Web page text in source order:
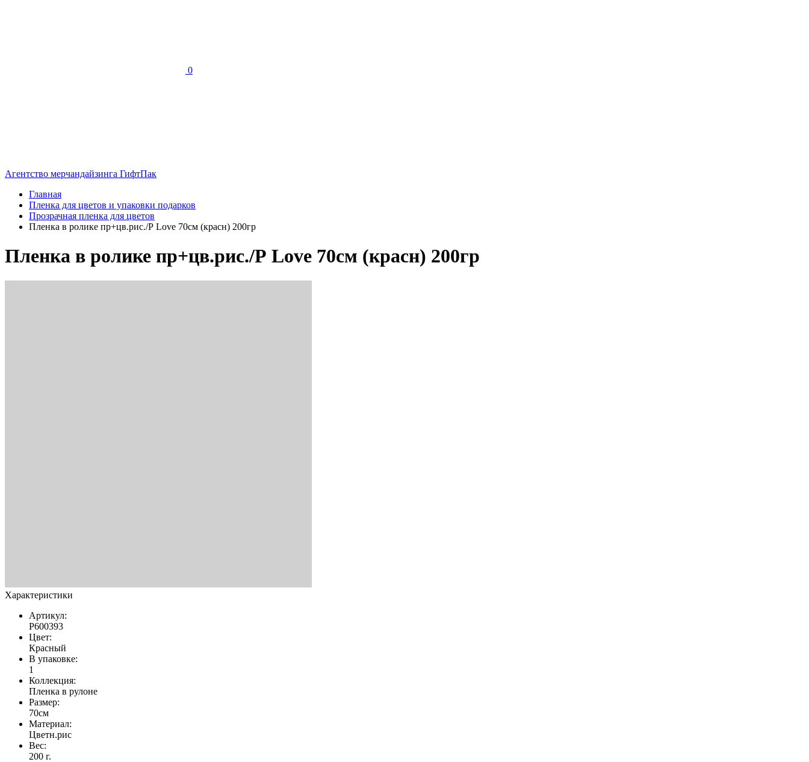
0
Агентство мерчандайзинга ГифтПак
Главная
Пленка для цветов и упаковки подарков
Прозрачная пленка для цветов
Пленка в ролике пр+цв.рис./Р Love 70см (красн) 200гр
Пленка в ролике пр+цв.рис./Р Love 70см (красн) 200гр
Характеристики
Артикул:
Р600393
Цвет:
Красный
В упаковке:
1
Коллекция:
Пленка в рулоне
Размер:
70см
Материал:
Цветн.рис
Вес:
200 г.